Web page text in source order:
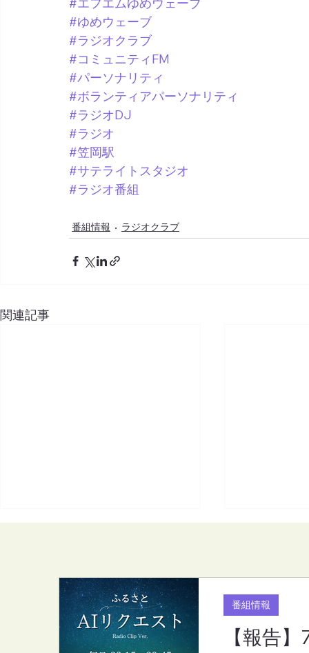
#ゆめウェーブ
#ラジオクラブ
#コミュニティFM
#パーソナリティ
#ボランティアパーソナリティ
#ラジオDJ
#ラジオ
#笠岡駅
#サテライトスタジオ
#ラジオ番組
番組情報 ラジオクラブ
関連記事
【報告】7月度のリクエスト 【FM-YRC
【報告
番組情報